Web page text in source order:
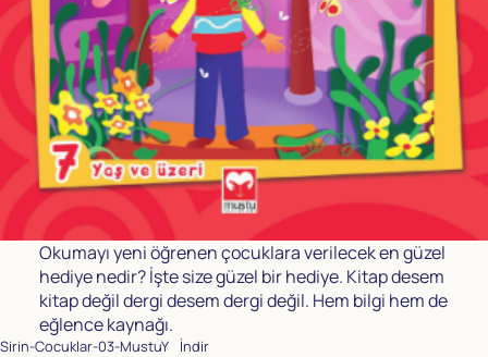
Okumayı yeni öğrenen çocuklara verilecek en güzel
hediye nedir? İşte size güzel bir hediye. Kitap desem
kitap değil dergi desem dergi değil. Hem bilgi hem de
eğlence kaynağı.
Sirin-Cocuklar-03-MustuY İndir